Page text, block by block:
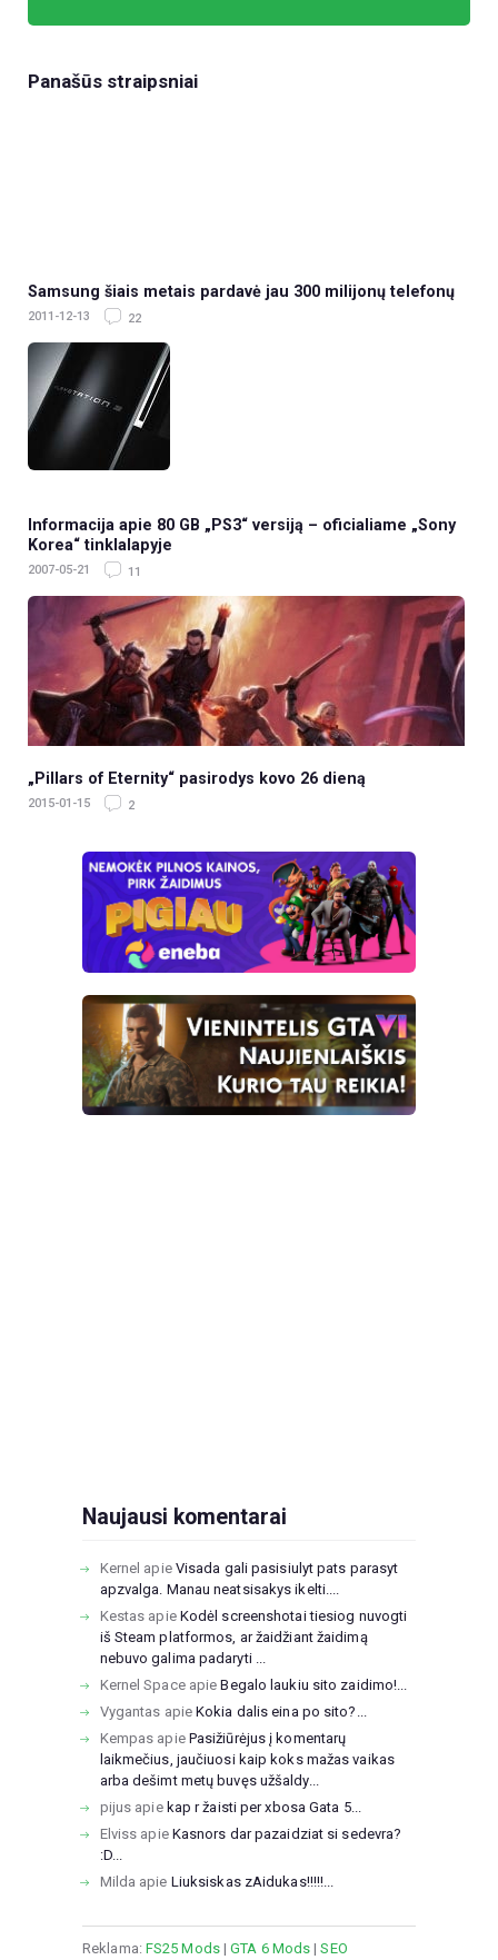
Panašūs straipsniai
Samsung šiais metais pardavė jau 300 milijonų telefonų
2011-12-13 22
Informacija apie 80 GB „PS3“ versiją – oficialiame „Sony
Korea“ tinklalapyje
2007-05-21 11
„Pillars of Eternity“ pasirodys kovo 26 dieną
2015-01-15 2
Naujausi komentarai
Kernel apie Visada gali pasisiulyt pats parasyt
apzvalga. Manau neatsisakys ikelti....
Kestas apie Kodėl screenshotai tiesiog nuvogti
iš Steam platformos, ar žaidžiant žaidimą
nebuvo galima padaryti ...
Kernel SpaceapieBegalo laukiu sito zaidimo!...
Vygantas apieKokia dalis eina po sito?...
Kempas apie Pasižiūrėjus į komentarų
laikmečius, jaučiuosi kaip koks mažas vaikas
arba dešimt metų buvęs užšaldy...
pijus apie kap r žaisti per xbosa Gata 5...
Elviss apie Kasnors dar pazaidziat si sedevra?
:D...
Milda apie Liuksiskas zAidukas!!!!!...
Reklama: FS25 Mods|GTA 6 Mods |SEO